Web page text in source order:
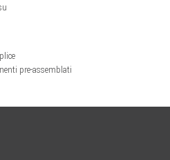
pre-assemblati